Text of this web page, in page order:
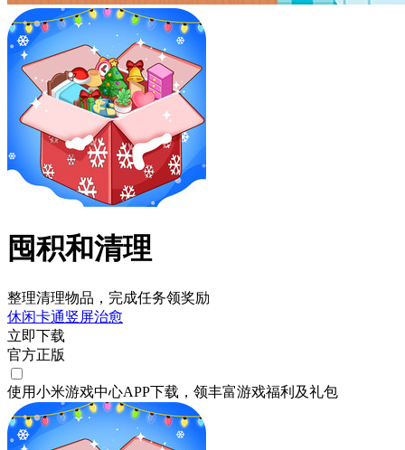
囤积和清理
整理清理物品，完成任务领奖励
休闲卡通竖屏治愈
立即下载
官方正版
使用小米游戏中心APP下载 ，领丰富游戏福利 及礼包